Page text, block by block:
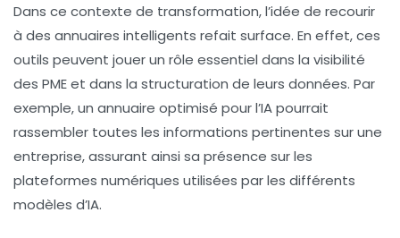
Dans ce contexte de transformation, l’idée de recourir
à des annuaires intelligents refait surface. En effet, ces
outils peuvent jouer un rôle essentiel dans la visibilité
des PMEet dans la structuration de leurs données. Par
exemple, un annuaire optimisé pour l’IA pourrait
rassembler toutes les informations pertinentes sur une
entreprise, assurant ainsi sa présence sur les
plateformes numériques utilisées par les différents
modèles d’IA.